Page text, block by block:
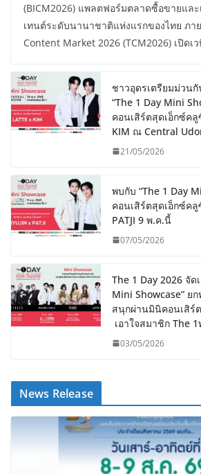
(BICM2026) แพลตฟอร์มตลาดซื้อขายแล
เทนต์ระดับนานาชาติแห่งแรกของไทย ภา
Content Market 2026 (TCM2026) เปิดเ
ชาวอุดรเตรียมม่วน
“The 1 Day Mini
คอนเสิร์ตสุดเอ็กซ์คลู
KIM ณ Central
21/05/2026
พบกับ “The 1 Day
คอนเสิร์ตสุดเอ็กซ์คลู
PATJI 9 พ.ค.นี้
07/05/2026
The 1 Day 2026 จัด
Mini Showcase” ย
สนุกผ่านมินิคอนเสิร์
เอาใจสมาชิก The
03/05/2026
News Release